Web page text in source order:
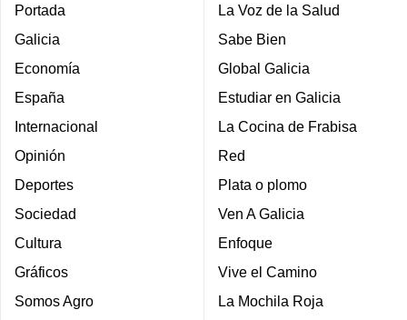
Portada
Galicia
Economía
España
Internacional
Opinión
Deportes
Sociedad
Cultura
Gráficos
Somos Agro
La Voz de la Salud
Sabe Bien
Global Galicia
Estudiar en Galicia
La Cocina de Frabisa
Red
Plata o plomo
Ven A Galicia
Enfoque
Vive el Camino
La Mochila Roja